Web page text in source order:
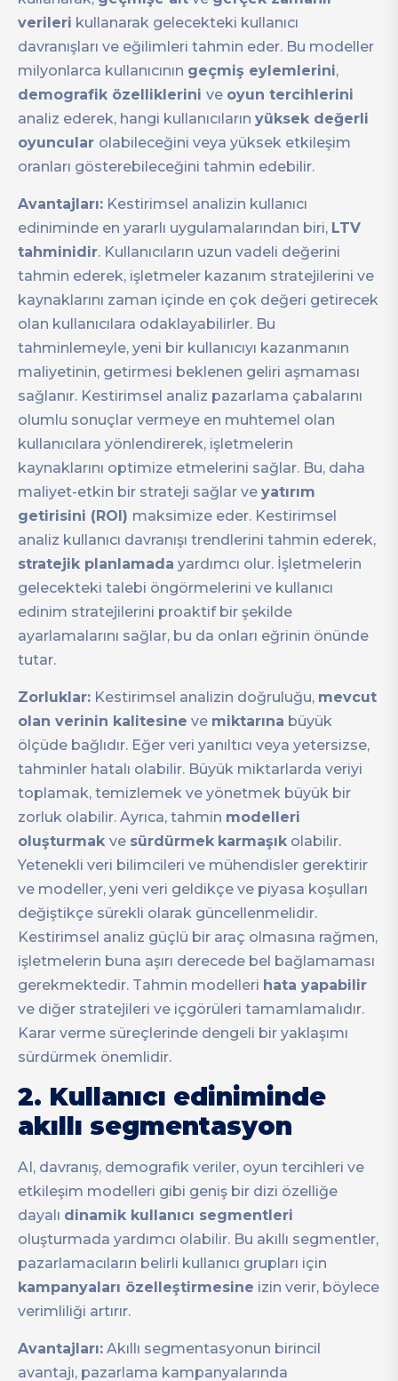
verileri kullanarak gelecekteki kullanıcı
davranışları ve eğilimleri tahmin eder. Bu modeller
milyonlarca kullanıcının geçmiş eylemlerini,
demografik özelliklerini ve oyun tercihlerini
analiz ederek, hangi kullanıcıların yüksek değerli
oyuncular olabileceğini veya yüksek etkileşim
oranları gösterebileceğini tahmin edebilir.
Avantajları: Kestirimsel analizin kullanıcı
ediniminde en yararlı uygulamalarından biri, LTV
tahminidir. Kullanıcıların uzun vadeli değerini
tahmin ederek, işletmeler kazanım stratejilerini ve
kaynaklarını zaman içinde en çok değeri getirecek
olan kullanıcılara odaklayabilirler. Bu
tahminlemeyle, yeni bir kullanıcıyı kazanmanın
maliyetinin, getirmesi beklenen geliri aşmaması
sağlanır. Kestirimsel analiz pazarlama çabalarını
olumlu sonuçlar vermeye en muhtemel olan
kullanıcılara yönlendirerek, işletmelerin
kaynaklarını optimize etmelerini sağlar. Bu, daha
maliyet-etkin bir strateji sağlar ve yatırım
getirisini (ROI) maksimize eder. Kestirimsel
analiz kullanıcı davranışı trendlerini tahmin ederek,
stratejik planlamada yardımcı olur. İşletmelerin
gelecekteki talebi öngörmelerini ve kullanıcı
edinim stratejilerini proaktif bir şekilde
ayarlamalarını sağlar, bu da onları eğrinin önünde
tutar.
Zorluklar: Kestirimsel analizin doğruluğu, mevcut
olan verinin kalitesine ve miktarına büyük
ölçüde bağlıdır. Eğer veri yanıltıcı veya yetersizse,
tahminler hatalı olabilir. Büyük miktarlarda veriyi
toplamak, temizlemek ve yönetmek büyük bir
zorluk olabilir. Ayrıca, tahmin modelleri
oluşturmak ve sürdürmek karmaşık olabilir.
Yetenekli veri bilimcileri ve mühendisler gerektirir
ve modeller, yeni veri geldikçe ve piyasa koşulları
değiştikçe sürekli olarak güncellenmelidir.
Kestirimsel analiz güçlü bir araç olmasına rağmen,
işletmelerin buna aşırı derecede bel bağlamaması
gerekmektedir. Tahmin modelleri hata yapabilir
ve diğer stratejileri ve içgörüleri tamamlamalıdır.
Karar verme süreçlerinde dengeli bir yaklaşımı
sürdürmek önemlidir.
2. Kullanıcı ediniminde
akıllı segmentasyon
AI, davranış, demografik veriler, oyun tercihleri ve
etkileşim modelleri gibi geniş bir dizi özelliğe
dayalı dinamik kullanıcı segmentleri
oluşturmada yardımcı olabilir. Bu akıllı segmentler,
pazarlamacıların belirli kullanıcı grupları için
kampanyaları özelleştirmesine izin verir, böylece
verimliliği artırır.
Avantajları: Akıllı segmentasyonun birincil
avantajı, pazarlama kampanyalarında